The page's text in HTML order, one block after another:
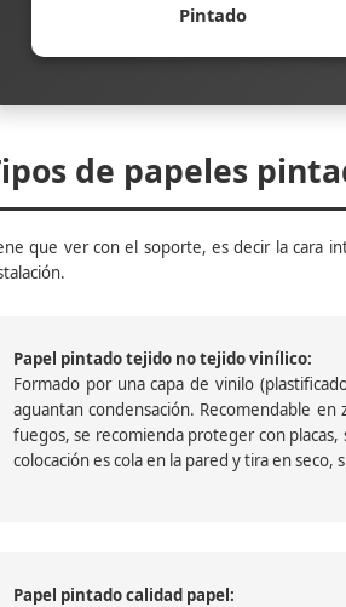
Pintado
de papeles
que ver con el soporte, es decir la cara
Papel pintado tejido no tejido vinílico:
Formado por una capa de vinilo
aguantan condensación. Recomendable
fuegos, se recomienda proteger con
colocación es cola en la pared y tira en
Papel pintado calidad papel: